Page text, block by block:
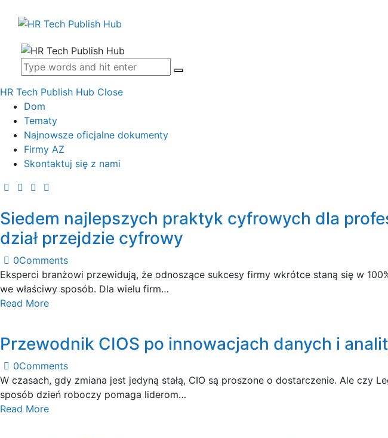
HR Tech Publish Hub Close
Dom
Tematy
Najnowsze oficjalne dokumenty
Firmy AZ
Skontaktuj się z nami
Siedem najlepszych praktyk cyfrowych dla
dział przejdzie cyfrowy
0Comments
Eksperci branżowi przewidują, że odnoszące sukcesy firmy wkrótce staną się w
we właściwy sposób. Dla wielu firm…
Read More
Przewodnik CIOS po innowacjach danych i
0Comments
W czasach, gdy zmiana jest jedyną stałą, CIO są proszone o dostarczenie. Ale czy
sposób dzień roboczy pomaga liderom…
Read More